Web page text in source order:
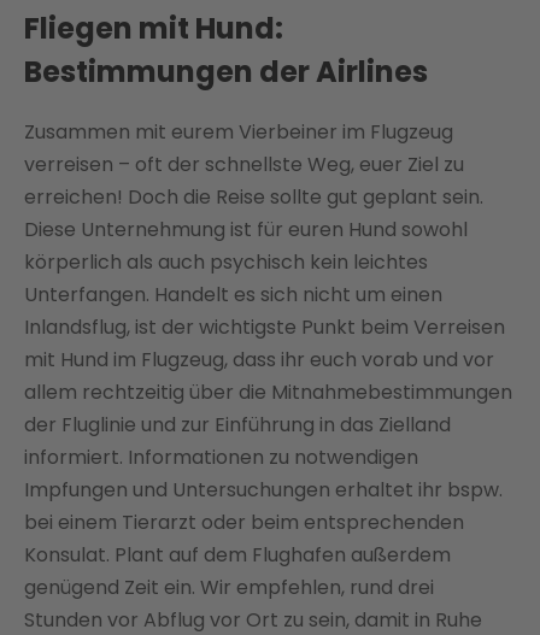
Fliegen mit Hund:
Bestimmungen der Airlines
Zusammen mit eurem Vierbeiner im Flugzeug
verreisen – oft der schnellste Weg, euer Ziel zu
erreichen! Doch die Reise sollte gut geplant sein.
Diese Unternehmung ist für euren Hund sowohl
körperlich als auch psychisch kein leichtes
Unterfangen. Handelt es sich nicht um einen
Inlandsflug, ist der wichtigste Punkt beim Verreisen
mit Hund im Flugzeug, dass ihr euch vorab und vor
allem rechtzeitig über die Mitnahmebestimmungen
der Fluglinie und zur Einführung in das Zielland
informiert. Informationen zu notwendigen
Impfungen und Untersuchungen erhaltet ihr bspw.
bei einem Tierarzt oder beim entsprechenden
Konsulat. Plant auf dem Flughafen außerdem
genügend Zeit ein. Wir empfehlen, rund drei
Stunden vor Abflug vor Ort zu sein, damit in Ruhe